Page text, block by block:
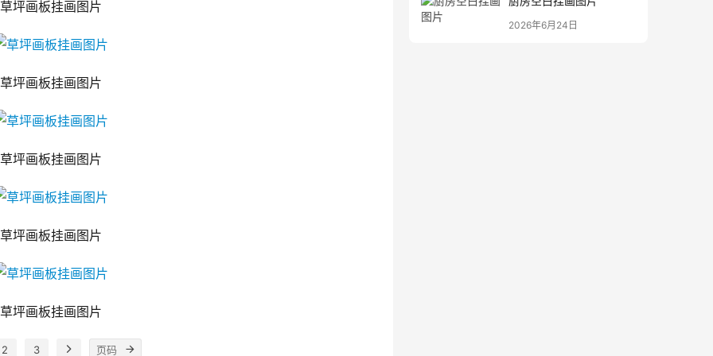
草坪画板挂画图片
草坪画板挂画图片
草坪画板挂画图片
草坪画板挂画图片
草坪画板挂画图片
2 3
2026年6月24日